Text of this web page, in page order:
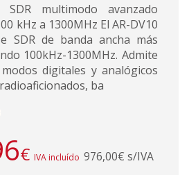
SDR multimodo avanzado
kHz a 1300MHz El AR-DV10
SDR de banda ancha más
100kHz-1300MHz. Admite
digitales y analógicos
ba
€ IVA incluído 976,00€ s/IVA